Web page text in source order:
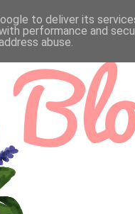
to deliver its
performance and
abuse.